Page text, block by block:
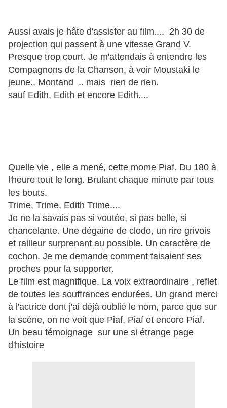
Aussi avais je hâte d'assister au film.... 2h 30 de
projection qui passent à une vitesse Grand V.
Presque trop court. Je m'attendais à entendre les
Compagnons de la Chanson, à voir Moustaki le
jeune., Montand .. mais rien de rien.
sauf Edith, Edith et encore Edith....
Quelle vie , elle a mené, cette mome Piaf. Du 180 à
l'heure tout le long. Brulant chaque minute par tous
les bouts.
Trime, Trime, Edith Trime....
Je ne la savais pas si voutée, si pas belle, si
chancelante. Une dégaine de clodo, un rire grivois
et railleur surprenant au possible. Un caractère de
cochon. Je me demande comment faisaient ses
proches pour la supporter.
Le film est magnifique. La voix extraordinaire , reflet
de toutes les souffrances endurées. Un grand merci
à l'actrice dont j'ai déjà oublié le nom, parce que sur
la scène, on ne voit que Piaf, Piaf et encore Piaf.
Un beau témoignage sur une si étrange page
d'histoire